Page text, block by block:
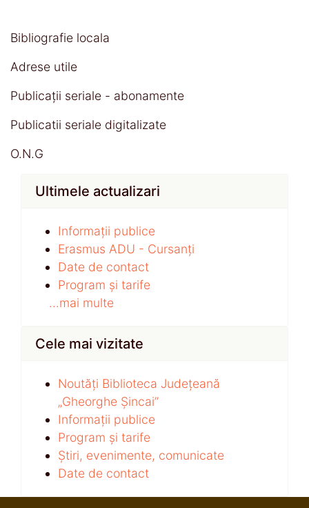
Bibliografie locala
Adrese utile
Publicații seriale - abonamente
Publicatii seriale digitalizate
O.N.G
Ultimele actualizari
Informații publice
Erasmus ADU - Cursanți
Date de contact
Program și tarife
...mai multe
Cele mai vizitate
Noutăți Biblioteca Județeană
„Gheorghe Șincai”
Informații publice
Program și tarife
Știri, evenimente, comunicate
Date de contact